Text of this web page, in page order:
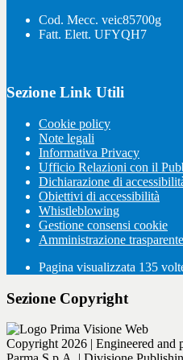
Cod. Mecc. veic85700g
Fatt. Elett. UFYQH7
Sezione Link Utili
Cookie policy
Note legali
Informativa Privacy
Ufficio Relazioni con il
Dichiarazione di
Obiettivi di accessibilità
Whistleblowing
Gestione consensi cookie
Amministrazione trasparente
Pagina visualizzata 135
Sezione Copyright
Copyright 2026 | Engineered and